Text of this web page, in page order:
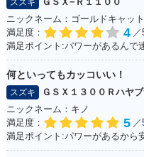
スズキ
ニックネーム：ゴールドキャット
満足度：
4 ／
何といってもカッコいい！
スズキ
ＧＳＸ１３００Ｒハヤ
ニックネーム：キノ
満足度：
5 ／
満足ポイント:パワーがあるから